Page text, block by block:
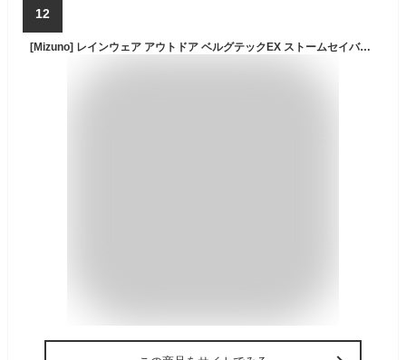
12
[Mizuno] レインウェア アウトドア ベルグテックEX ストームセイバVI 上下 レインスーツ 100洗耐久撥水 耐水圧約30,000mm以上 透湿 A2MG8A01 メンズ アカシアイエロー XL